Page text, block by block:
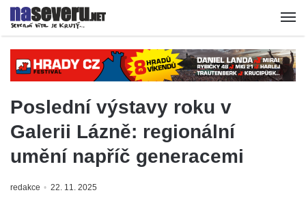
Poslední výstavy roku v
Galerii Lázně: regionální
umění napříč generacemi
redakce 22. 11. 2025